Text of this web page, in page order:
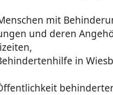
mit
und deren
in